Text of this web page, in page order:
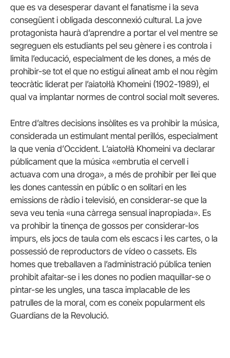
que es va desesperar davant el fanatisme i la seva
consegüent i obligada desconnexió cultural. La jove
protagonista haurà d’aprendre a portar el vel mentre se
segreguen els estudiants pel seu gènere i es controla i
limita l’educació, especialment de les dones, a més de
prohibir-se tot el que no estigui alineat amb el nou règim
teocràtic liderat per l’aiatol·là Khomeini (1902-1989), el
qual va implantar normes de control social molt severes.
Entre d’altres decisions insòlites es va prohibir la música,
considerada un estimulant mental perillós, especialment
la que venia d’Occident. L’aiatol·là Khomeini va declarar
públicament que la música «embrutia el cervell i
actuava com una droga», a més de prohibir per llei que
les dones cantessin en públic o en solitari en les
emissions de ràdio i televisió, en considerar-se que la
seva veu tenia «una càrrega sensual inapropiada». Es
va prohibir la tinença de gossos per considerar-los
impurs, els jocs de taula com els escacs i les cartes, o la
possessió de reproductors de vídeo o cassets. Els
homes que treballaven a l’administració pública tenien
prohibit afaitar-se i les dones no podien maquillar-se o
pintar-se les ungles, una tasca implacable de les
patrulles de la moral, com es coneix popularment els
Guardians de la Revolució.